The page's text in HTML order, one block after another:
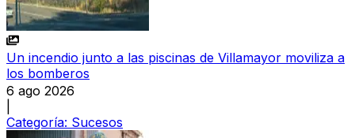
Un incendio junto a las piscinas de Villamayor moviliza a
los bomberos
6 ago 2026
Categoría: Sucesos